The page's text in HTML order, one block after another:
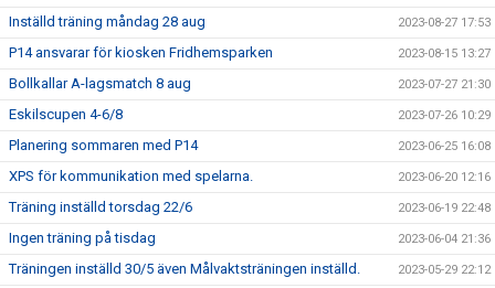
Inställd träning måndag 28 aug 2023-08-27 17:53
P14 ansvarar för kiosken Fridhemsparken 2023-08-15 13:27
Bollkallar A-lagsmatch 8 aug 2023-07-27 21:30
Eskilscupen 4-6/8 2023-07-26 10:29
Planering sommaren med P14 2023-06-25 16:08
XPS för kommunikation med spelarna. 2023-06-20 12:16
Träning inställd torsdag 22/6 2023-06-19 22:48
Ingen träning på tisdag 2023-06-04 21:36
Träningen inställd 30/5 även Målvaktsträningen inställd. 2023-05-29 22:12